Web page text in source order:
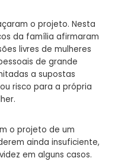
o projeto. Nesta
da família afirmaram
livres de mulheres
de grande
a supostas
risco para a própria
o projeto de um
ainda insuficiente,
em alguns casos.